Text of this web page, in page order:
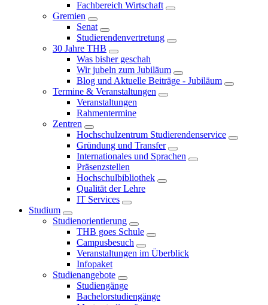
Fachbereich Wirtschaft
Gremien
Senat
Studierendenvertretung
30 Jahre THB
Was bisher geschah
Wir jubeln zum Jubiläum
Blog und Aktuelle Beiträge - Jubiläum
Termine & Veranstaltungen
Veranstaltungen
Rahmentermine
Zentren
Hochschulzentrum Studierendenservice
Gründung und Transfer
Internationales und Sprachen
Präsenzstellen
Hochschulbibliothek
Qualität der Lehre
IT Services
Studium
Studienorientierung
THB goes Schule
Campusbesuch
Veranstaltungen im Überblick
Infopaket
Studienangebote
Studiengänge
Bachelorstudiengänge